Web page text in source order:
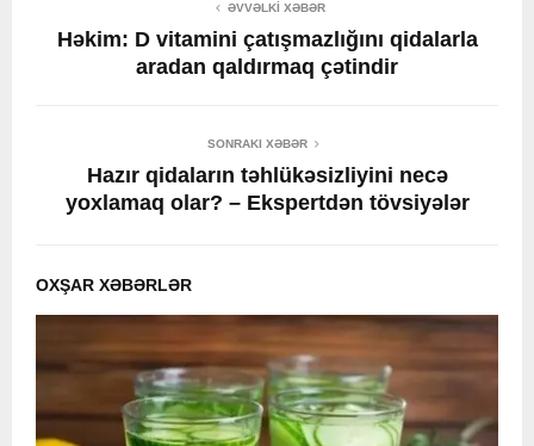
ƏVVƏLKI XƏBƏR
Həkim: D vitamini çatışmazlığını qidalarla
aradan qaldırmaq çətindir
SONRAKI XƏBƏR
Hazır qidaların təhlükəsizliyini necə
yoxlamaq olar? – Ekspertdən tövsiyələr
OXŞAR XƏBƏRLƏR